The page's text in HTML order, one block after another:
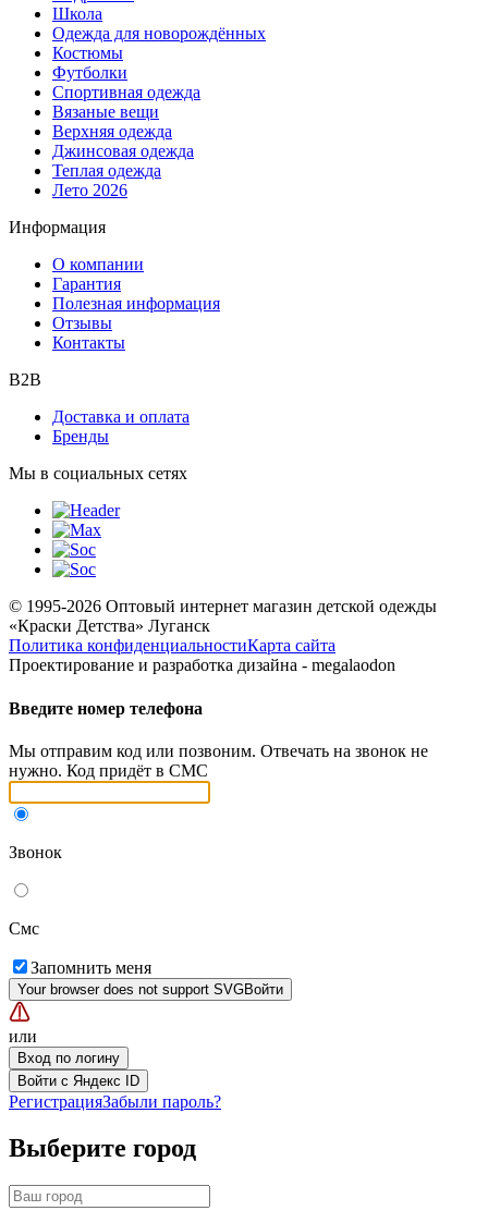
Школа
Одежда для новорождённых
Костюмы
Футболки
Спортивная одежда
Вязаные вещи
Верхняя одежда
Джинсовая одежда
Теплая одежда
Лето 2026
Информация
О компании
Гарантия
Полезная информация
Отзывы
Контакты
B2B
Доставка и оплата
Бренды
Мы в социальных сетях
© 1995-2026 Оптовый интернет магазин детской одежды
«Краски Детства» Луганск
Политика конфиденциальностиКарта сайта
Проектирование и разработка дизайна - megalaodon
Введите номер телефона
Мы отправим код или позвоним. Отвечать на звонок не
нужно. Код придёт в СМС
Звонок
Смс
Запомнить меня
Your browser does not support SVGВойти
или
Вход по логину
Войти с Яндекс ID
РегистрацияЗабыли пароль?
Выберите город